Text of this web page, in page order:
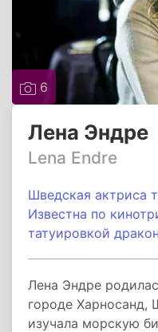
6
Лена Эндре
Lena Endre
Шведская актриса
Известна по
татуировкой
Лена Эндре
городе Харносанд,
изучала морскую